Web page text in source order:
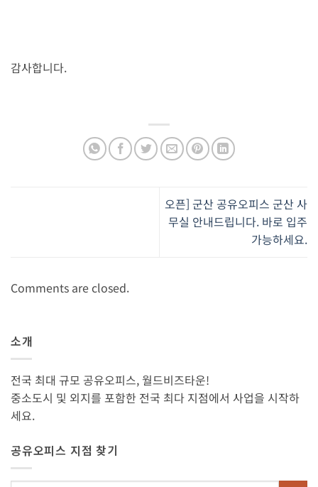
감사합니다.
오픈] 군산 공유오피스 군산 사
무실 안내드립니다. 바로 입주
가능하세요.
Comments are closed.
소개
전국 최대 규모 공유오피스, 월드비즈타운!
중소도시 및 외지를 포함한 전국 최다 지점에서 사업을 시작하
세요.
공유오피스 지점 찾기